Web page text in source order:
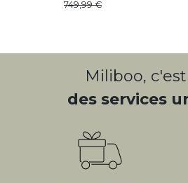
749,99
Miliboo,
des services